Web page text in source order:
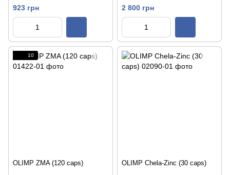
923 грн 2 800 грн
10
OLIMP ZMA (120 caps) OLIMP Chela-Zinc (30 caps)